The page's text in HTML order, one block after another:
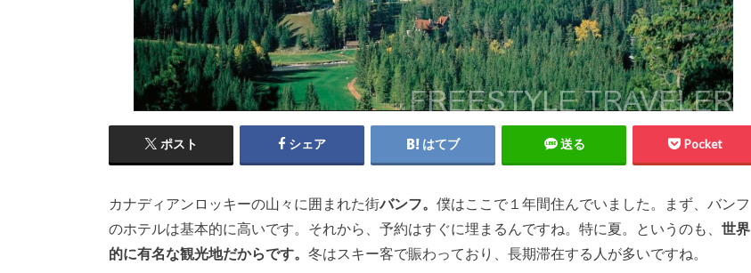
ポスト シェア はてブ 送る Pocket
カナディアンロッキーの山々に囲まれた街バンフ。 僕はここで１年間住んでいました。まず、バンフ
のホテルは基本的に高いです。それから、予約はすぐに埋まるんですね。特に夏。というのも、 世界
的に有名な観光地だからです。 冬はスキー客で賑わっており、長期滞在する人が多いですね。